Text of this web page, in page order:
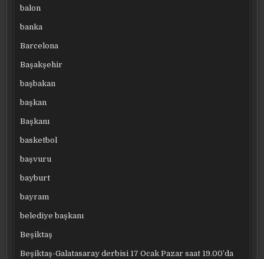
balon
banka
Barcelona
Başakşehir
başbakan
başkan
Başkanı
basketbol
başvuru
bayburt
bayram
belediye başkanı
Beşiktaş
Beşiktaş-Galatasaray derbisi 17 Ocak Pazar saat 19.00’da